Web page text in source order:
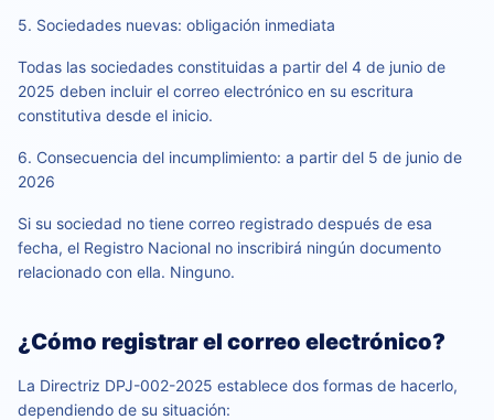
5. Sociedades nuevas: obligación inmediata
Todas las sociedades constituidas a partir del 4 de junio de
2025 deben incluir el correo electrónico en su escritura
constitutiva desde el inicio.
6. Consecuencia del incumplimiento: a partir del 5 de junio de
2026
Si su sociedad no tiene correo registrado después de esa
fecha, el Registro Nacional no inscribirá ningún documento
relacionado con ella. Ninguno.
¿Cómo registrar el correo electrónico?
La Directriz DPJ-002-2025 establece dos formas de hacerlo,
dependiendo de su situación: